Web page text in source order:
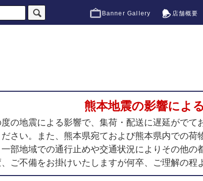
Banner Gallery 店舗概要
熊本地震の影響によ
の地震による影響で、集荷・配送に遅延がで
さい。また、熊本県宛ておよび熊本県内での
部地域での通行止めや交通状況によりその他の
ご不備をお掛けいたしますが何卒、ご理解の程